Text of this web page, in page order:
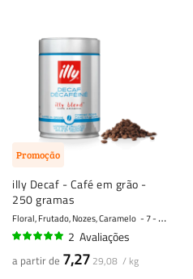
Promoção
illy Decaf - Café em grão -
250 gramas
Floral, Frutado, Nozes, Caramelo 7 - Forte
2 Avaliações
a partir de 7,27 29,08 / kg